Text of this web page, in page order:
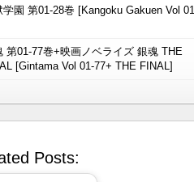
学園 第01-28巻 [Kangoku Gakuen Vol
第01-77巻+映画ノベライズ 銀魂 THE
[Gintama Vol 01-77+ THE FINAL]
Posts: